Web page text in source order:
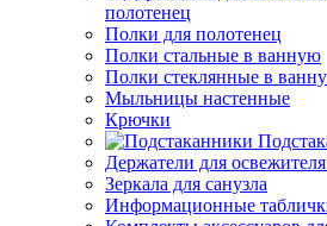
полотенец
Полки для полотенец
Полки стальные в ванную
Полки стеклянные в
Мыльницы настенные
Крючки
Держатели для освежителя
Зеркала для санузла
Информационные